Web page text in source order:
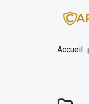
Accueil